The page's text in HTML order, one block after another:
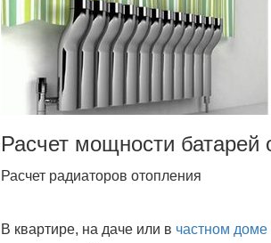
Расчет мощности батарей
Расчет радиаторов отопления
В квартире, на даче или в частном доме